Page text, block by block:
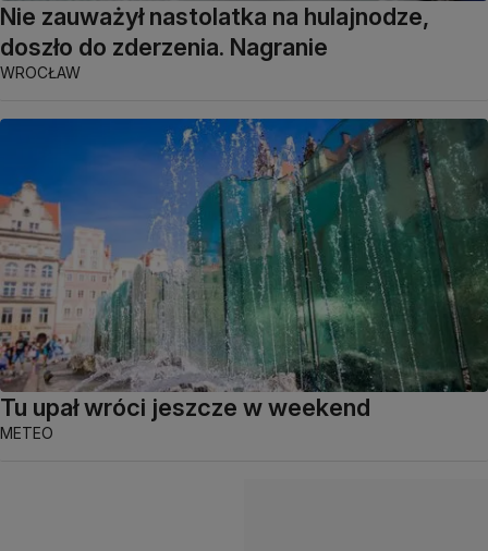
Nie zauważył nastolatka na hulajnodze,
doszło do zderzenia. Nagranie
WROCŁAW
Tu upał wróci jeszcze w weekend
METEO